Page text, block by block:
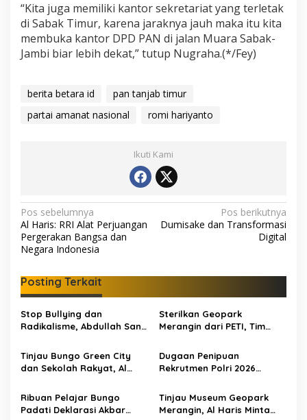
“Kita juga memiliki kantor sekretariat yang terletak
di Sabak Timur, karena jaraknya jauh maka itu kita
membuka kantor DPD PAN di jalan Muara Sabak-
Jambi biar lebih dekat,” tutup Nugraha.(*/Fey)
berita betara id
pan tanjab timur
partai amanat nasional
romi hariyanto
Ikuti Kami
N
a
v
i
g
a
s
i
p
o
s
Pos sebelumnya
Al Haris: RRI Alat Perjuangan
Pergerakan Bangsa dan
Negara Indonesia
Pos berikutnya
Dumisake dan Transformasi
Digital
Posting Terkait
Stop Bullying dan
Radikalisme, Abdullah Sani
Terdepan Bangsa
Sterilkan Geopark
Merangin dari PETI, Tim
Rakit Tambang Ilegal
Tinjau Bungo Green City
dan Sekolah Rakyat, Al
Pendidikan dan
Infrastruktur
Dugaan Penipuan
Rekrutmen Polri 2026
Anggota Diamankan
Propam Polda Jambi
Ribuan Pelajar Bungo
Padati Deklarasi Akbar
Tinjau Museum Geopark
Merangin, Al Haris Minta